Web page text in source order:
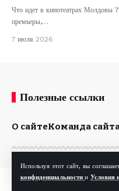
Используя этот сайт, вы
конфиденциальности и Условия
Что идет в кинотеатрах
премьеры,…
7 июля 2026
Полезные ссылки
О сайтеКоманда
© Kp.md.